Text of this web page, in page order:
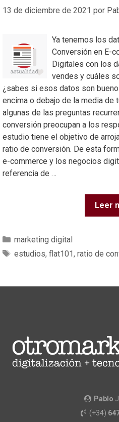
13 de diciembre de 2021 por
Ya tenemos los
Conversión en E-
Digitales con los
vendes y cuáles
¿sabes si esos datos son
encima o debajo de la media de
algunas de las preguntas
conversión preocupan a los
estudio tiene el objetivo de
ratio de conversión. De esta
e-commerce y los negocios
referencia de …
Leer
marketing digital
estudios, flat101, ratio de
Pablo
(+34)